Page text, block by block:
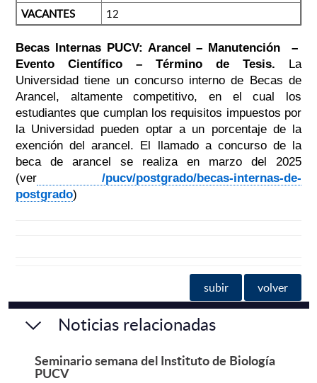
VACANTES
12
Becas Internas PUCV: Arancel – Manutención –
Evento Científico – Término de Tesis. La
Universidad tiene un concurso interno de Becas de
Arancel, altamente competitivo, en el cual los
estudiantes que cumplan los requisitos impuestos por
la Universidad pueden optar a un porcentaje de la
exención del arancel. El llamado a concurso de la
beca de arancel se realiza en marzo del 2025
(ver/pucv/postgrado/becas-internas-de-
postgrado)
subir volver
Noticias relacionadas
Seminario semana del Instituto de Biología
PUCV